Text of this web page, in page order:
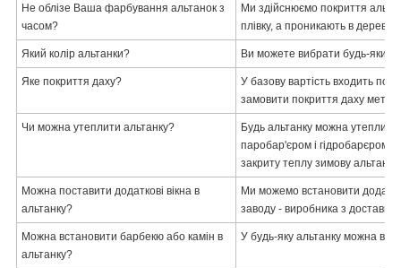
Не облізе Ваша фарбування альтанок з
часом?
Ми здійснюємо покриття
плівку, а проникають в
Який колір альтанки? Ви можете вибрати будь-який
Яке покриття даху?
У базову вартість входить
замовити покриття даху
Чи можна утеплити альтанку?
Будь альтанку можна
паробар'єром і гідробарєром
закриту теплу зимову
Можна поставити додаткові вікна в
альтанку?
Ми можемо встановити
заводу - виробника з
Можна встановити барбекю або камін в
альтанку?
У будь-яку альтанку можна